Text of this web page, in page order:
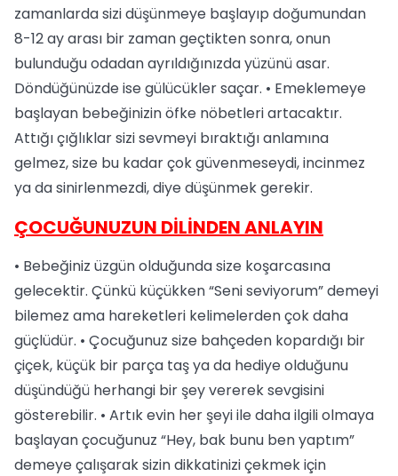
zamanlarda sizi düşünmeye başlayıp doğumundan
8-12 ay arası bir zaman geçtikten sonra, onun
bulunduğu odadan ayrıldığınızda yüzünü asar.
Döndüğünüzde ise gülücükler saçar. • Emeklemeye
başlayan bebeğinizin öfke nöbetleri artacaktır.
Attığı çığlıklar sizi sevmeyi bıraktığı anlamına
gelmez, size bu kadar çok güvenmeseydi, incinmez
ya da sinirlenmezdi, diye düşünmek gerekir.
ÇOCUĞUNUZUN DİLİNDEN ANLAYIN
• Bebeğiniz üzgün olduğunda size koşarcasına
gelecektir. Çünkü küçükken “Seni seviyorum” demeyi
bilemez ama hareketleri kelimelerden çok daha
güçlüdür. • Çocuğunuz size bahçeden kopardığı bir
çiçek, küçük bir parça taş ya da hediye olduğunu
düşündüğü herhangi bir şey vererek sevgisini
gösterebilir. • Artık evin her şeyi ile daha ilgili olmaya
başlayan çocuğunuz “Hey, bak bunu ben yaptım”
demeye çalışarak sizin dikkatinizi çekmek için